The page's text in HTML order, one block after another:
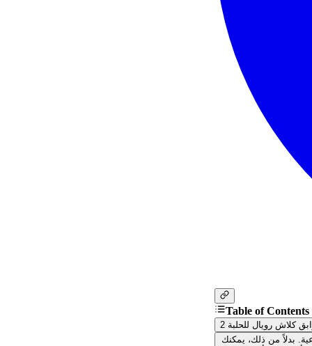
Table of Contents
كلاش رويال للحلبة 2
بدلاً من ذلك، يمكنك